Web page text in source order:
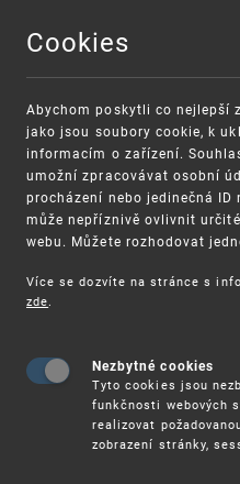
VAROVÁNÍ
Finanční podpora
Cookies
Abychom poskytli co nejlepší
jako jsou soubory cookie, k
informacím o zařízení.
umožní zpracovávat osobní
procházení nebo jedinečná
může nepříznivě ovlivnit
webu. Můžete rozhodovat
Více se dozvíte na stránce s
zde.
Nezbytné cookies
Tyto cookies jsou
funkčnosti webových
realizovat
zobrazení stránky,